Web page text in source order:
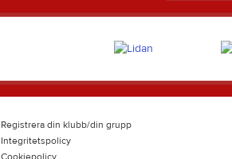
Registrera din klubb/din grupp
Integritetspolicy